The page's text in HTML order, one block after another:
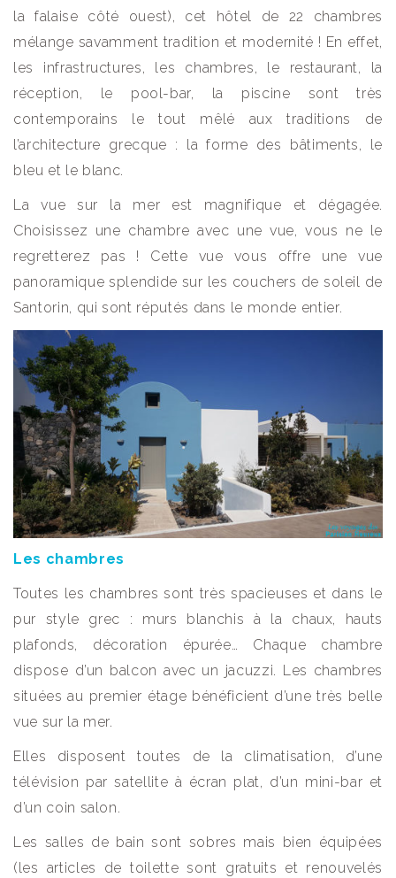
la falaise côté ouest), cet hôtel de 22 chambres
mélange savamment tradition et modernité ! En effet,
les infrastructures, les chambres, le restaurant, la
réception, le pool-bar, la piscine sont très
contemporains le tout mêlé aux traditions de
l’architecture grecque : la forme des bâtiments, le
bleu et le blanc.
La vue sur la mer est magnifique et dégagée.
Choisissez une chambre avec une vue, vous ne le
regretterez pas ! Cette vue vous offre une vue
panoramique splendide sur les couchers de soleil de
Santorin, qui sont réputés dans le monde entier.
Les chambres
Toutes les chambres sont très spacieuses et dans le
pur style grec : murs blanchis à la chaux, hauts
plafonds, décoration épurée… Chaque chambre
dispose d’un balcon avec un jacuzzi. Les chambres
situées au premier étage bénéficient d’une très belle
vue sur la mer.
Elles disposent toutes de la climatisation, d’une
télévision par satellite à écran plat, d’un mini-bar et
d’un coin salon.
Les salles de bain sont sobres mais bien équipées
(les articles de toilette sont gratuits et renouvelés